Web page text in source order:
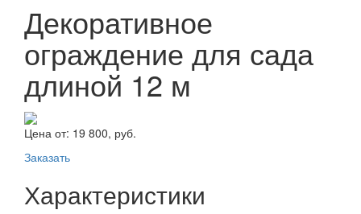
Декоративное
ограждение для сада
длиной 12 м
Цена от: 19 800, руб.
Заказать
Характеристики